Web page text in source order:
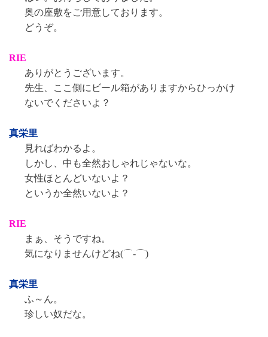
奥の座敷をご用意しております。
どうぞ。
RIE
ありがとうございます。
先生、ここ側にビール箱がありますからひっかけ
ないでくださいよ？
真栄里
見ればわかるよ。
しかし、中も全然おしゃれじゃないな。
女性ほとんどいないよ？
というか全然いないよ？
RIE
まぁ、そうですね。
気になりませんけどね(⌒-⌒)
真栄里
ふ～ん。
珍しい奴だな。